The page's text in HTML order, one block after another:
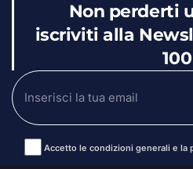
Non perderti
iscriviti alla
100
Accetto le condizioni generali e la